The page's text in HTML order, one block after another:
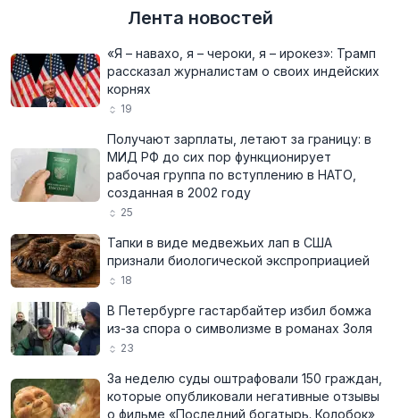
Лента новостей
«Я – навахо, я – чероки, я – ирокез»: Трамп
рассказал журналистам о своих индейских
корнях
19
Получают зарплаты, летают за границу: в
МИД РФ до сих пор функционирует
рабочая группа по вступлению в НАТО,
созданная в 2002 году
25
Тапки в виде медвежьих лап в США
признали биологической экспроприацией
18
В Петербурге гастарбайтер избил бомжа
из-за спора о символизме в романах Золя
23
За неделю суды оштрафовали 150 граждан,
которые опубликовали негативные отзывы
о фильме «Последний богатырь. Колобок»